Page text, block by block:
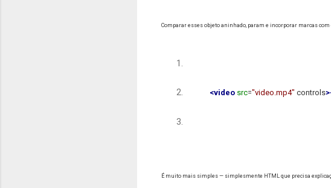
Comparar esses objeto aninhado, param e incorporar marcas
<video src="video.mp4" controls>
É muito mais simples — simplesmente HTML que precisa